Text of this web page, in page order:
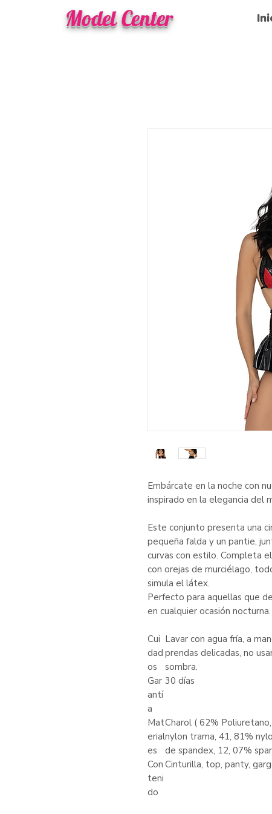
Model Center
Embárcate en la noche con
inspirado en la elegancia del
Este conjunto presenta una
pequeña falda y un pantie,
curvas con estilo. Completa
con orejas de murciélago,
simula el látex.
Perfecto para aquellas que
en cualquier ocasión nocturna.
Cui
dad
os
Lavar con agua fría, a
prendas delicadas, no
sombra.
Gar
antí
a
30 días
Mat
erial
es
Charol ( 62%
nylon trama, 41, 81%
de spandex, 12, 07%
Con
teni
do
Cinturilla, top, panty,